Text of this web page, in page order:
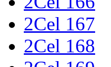
2Cel 167
2Cel 168